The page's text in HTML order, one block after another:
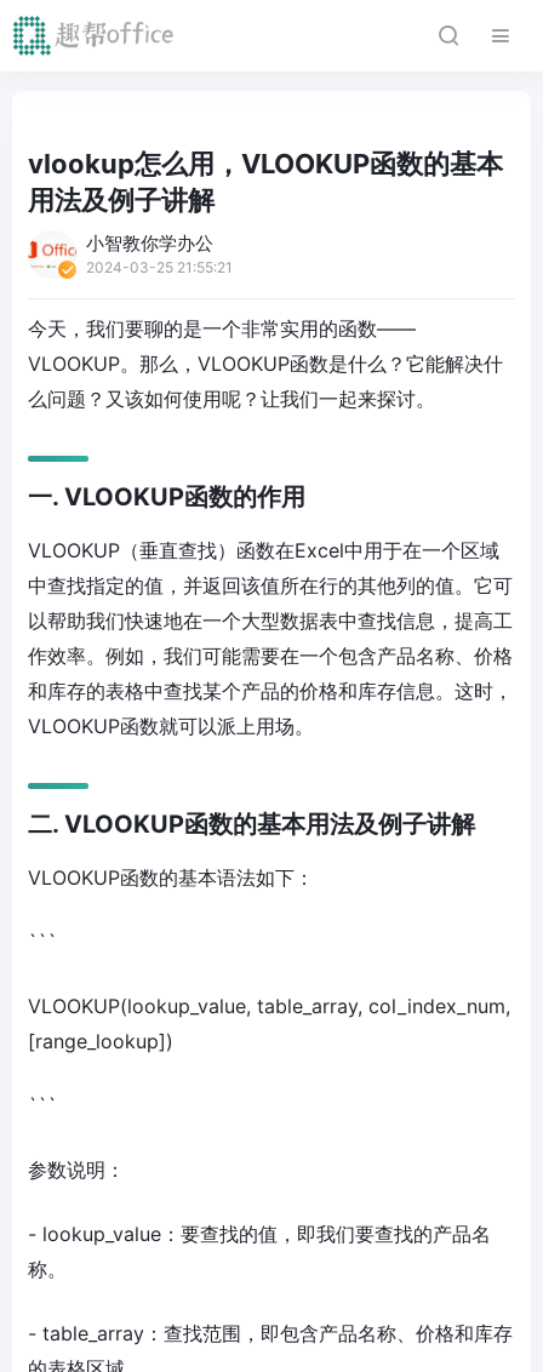
vlookup怎么用，VLOOKUP函数的基本
用法及例子讲解
小智教你学办公
2024-03-25 21:55:21
今天，我们要聊的是一个非常实用的函数——
VLOOKUP。那么，VLOOKUP函数是什么？它能解决什
么问题？又该如何使用呢？让我们一起来探讨。
一. VLOOKUP函数的作用
VLOOKUP（垂直查找）函数在Excel中用于在一个区域
中查找指定的值，并返回该值所在行的其他列的值。它可
以帮助我们快速地在一个大型数据表中查找信息，提高工
作效率。例如，我们可能需要在一个包含产品名称、价格
和库存的表格中查找某个产品的价格和库存信息。这时，
VLOOKUP函数就可以派上用场。
二. VLOOKUP函数的基本用法及例子讲解
VLOOKUP函数的基本语法如下：
```
VLOOKUP(lookup_value, table_array, col_index_num,
[range_lookup])
```
参数说明：
- lookup_value：要查找的值，即我们要查找的产品名
称。
- table_array：查找范围，即包含产品名称、价格和库存